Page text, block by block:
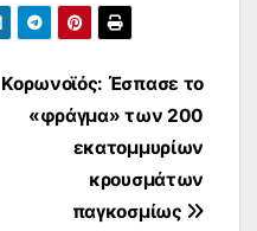
Κορωνοϊός: Έσπασε το
«φράγμα» των 200
εκατομμυρίων
κρουσμάτων
παγκοσμίως